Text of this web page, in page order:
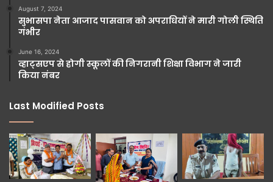
August 7, 2024
सुभासपा नेता आजाद पासवान को अपराधियों ने मारी गोली स्थिति
गंभीर
June 16, 2024
व्हाट्सएप से होगी स्कूलों की निगरानी शिक्षा विभाग ने जारी
किया नंबर
Last Modified Posts